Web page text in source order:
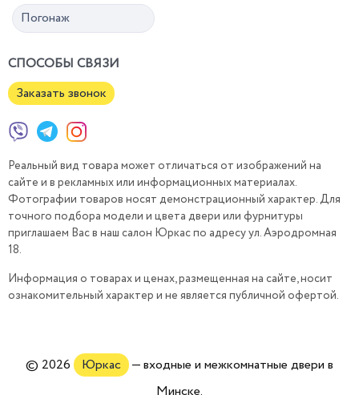
Погонаж
СПОСОБЫ СВЯЗИ
Заказать звонок
Реальный вид товара может отличаться от изображений на
сайте и в рекламных или информационных материалах.
Фотографии товаров носят демонстрационный характер. Для
точного подбора модели и цвета двери или фурнитуры
приглашаем Вас в наш салон Юркас по адресу ул. Аэродромная
18.
Информация о товарах и ценах, размещенная на сайте, носит
ознакомительный характер и не является публичной офертой.
© 2026 Юркас
— входные и межкомнатные двери в